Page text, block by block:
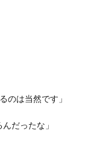
のは当然です」
だったな」